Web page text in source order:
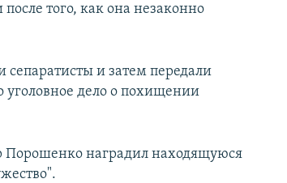
того, как она незаконно
сепаратисты и затем передали
уголовное дело о похищении
наградил находящуюся